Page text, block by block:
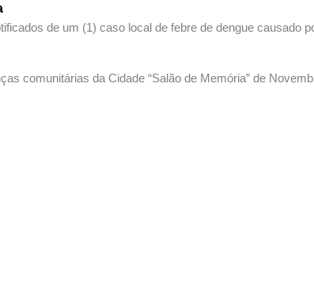
de um (1) caso local de febre de dengue causado
Palestras sobre mudanças comunitárias da Cidade